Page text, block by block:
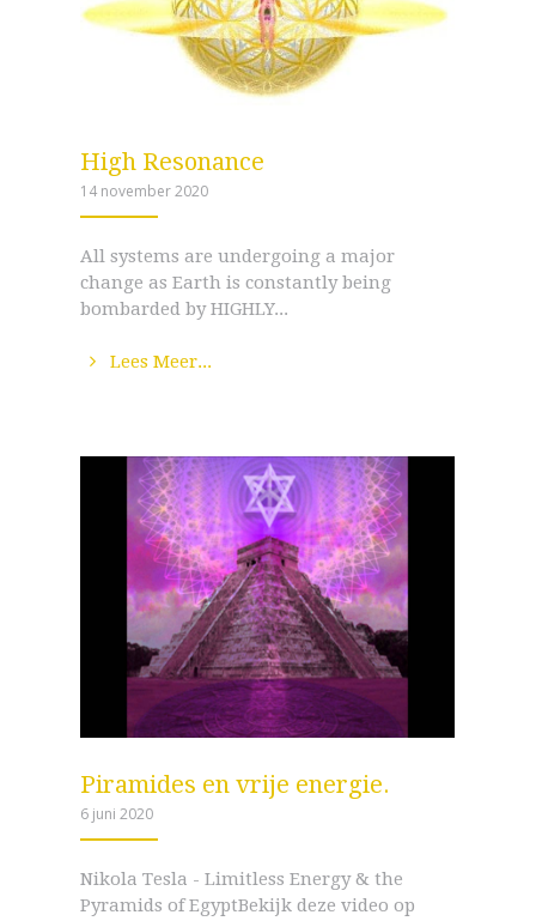
High Resonance
14 november 2020
All systems are undergoing a major
change as Earth is constantly being
bombarded by HIGHLY...
Lees Meer...
Piramides en vrije energie.
6 juni 2020
Nikola Tesla - Limitless Energy & the
Pyramids of EgyptBekijk deze video op